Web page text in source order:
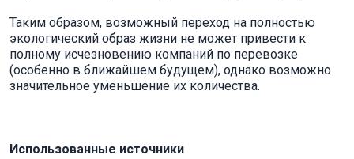
Таким образом, возможный переход на полностью
экологический образ жизни не может привести к
полному исчезновению компаний по перевозке
(особенно в ближайшем будущем), однако возможно
значительное уменьшение их количества.
Использованные источники